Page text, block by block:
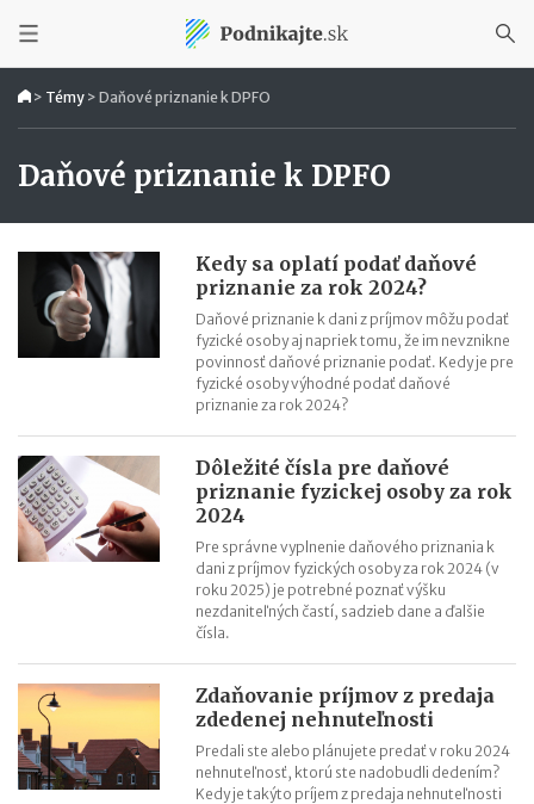
> Témy > Daňové priznanie k DPFO
Daňové priznanie k DPFO
Kedy sa oplatí podať daňové
priznanie za rok 2024?
Daňové priznanie k dani z príjmov môžu podať
fyzické osoby aj napriek tomu, že im nevznikne
povinnosť daňové priznanie podať. Kedy je pre
fyzické osoby výhodné podať daňové
priznanie za rok 2024?
Dôležité čísla pre daňové
priznanie fyzickej osoby za rok
2024
Pre správne vyplnenie daňového priznania k
dani z príjmov fyzických osoby za rok 2024 (v
roku 2025) je potrebné poznať výšku
nezdaniteľných častí, sadzieb dane a ďalšie
čísla.
Zdaňovanie príjmov z predaja
zdedenej nehnuteľnosti
Predali ste alebo plánujete predať v roku 2024
nehnuteľnosť, ktorú ste nadobudli dedením?
Kedy je takýto príjem z predaja nehnuteľnosti